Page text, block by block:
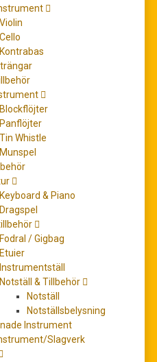
Violin
Cello
Kontrabas
Blockflöjter
Panflöjter
Tin Whistle
Munspel
Keyboard & Piano
Dragspel
Fodral / Gigbag
Etuier
Instrumentställ
Notställ & Tillbehör
Notställ
Notställsbelysning
Instrument
Slagverk